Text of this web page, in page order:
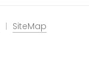
SiteMap